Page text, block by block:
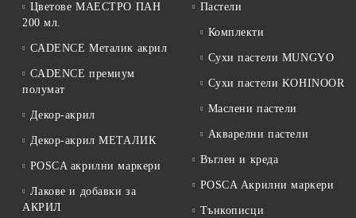
Цветове МАЕСТРО ПАН
200 мл.
CADENCE Металик акрил
CADENCE премиум
полумат
Декор-акрил
Декор-акрил МЕТАЛИК
POSCA акрилни маркери
Лакове и добавки за
АКРИЛ
Пастели
Комплекти
Сухи пастели MUNGYO
Сухи пастели KOHINOOR
Маслени пастели
Акварелни пастели
Въглен и креда
POSCA Акрилни маркери
Тънкописци